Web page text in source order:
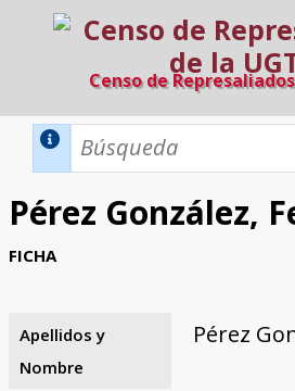
Censo de
Inicio
Búsqueda Dinámica
Búsqueda Avanzada
Razones y objetivos
El equipo
Colaboradores
Fuentes documentales
Pérez González,
FICHA
Apellidos y
Nombre
Pérez